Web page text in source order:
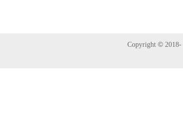
Copyright ©2018-